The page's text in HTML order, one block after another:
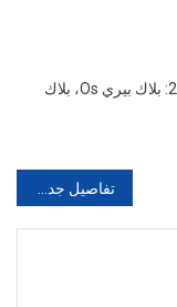
التطبيق سيشتغل في هذه الهواتف حتى يونيو 2017: بلاك بيري Os، بلاك
تفاصيل جديدة في قضية مقتل زوجته بطعنة من زوجها الخمسيني بالمحطة الطرقية بإنزكان